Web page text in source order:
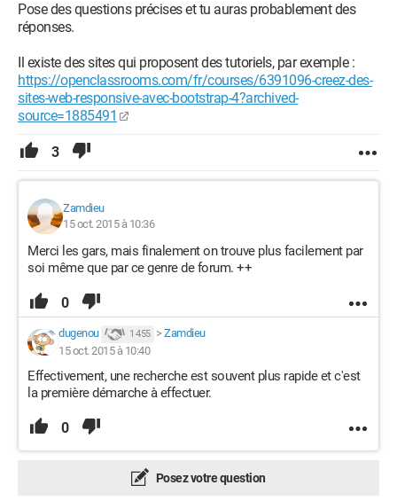
Pose des questions précises et tu auras probablement des
réponses.
Il existe des sites qui proposent des tutoriels, par exemple :
https://openclassrooms.com/fr/courses/6391096-creez-des-
sites-web-responsive-avec-bootstrap-4?archived-
source=1885491
3
Zamdieu
15 oct. 2015 à 10:36
Merci les gars, mais finalement on trouve plus facilement par
soi même que par ce genre de forum. ++
0
dugenou 1 455 > Zamdieu
15 oct. 2015 à 10:40
Effectivement, une recherche est souvent plus rapide et c'est
la première démarche à effectuer.
0
Posez votre question